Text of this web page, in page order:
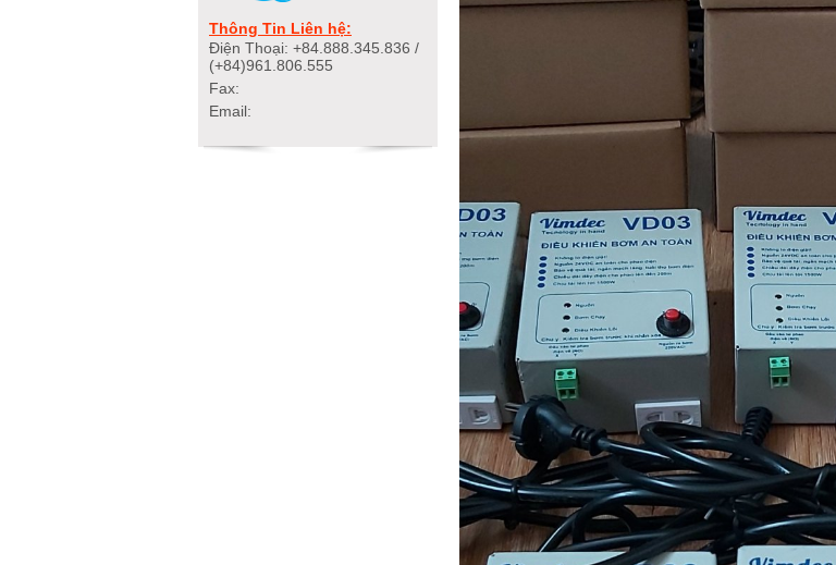
Thông Tin Liên hệ:
Điện Thoại: +84.888.345.836 /
(+84)961.806.555
Fax:
Email: